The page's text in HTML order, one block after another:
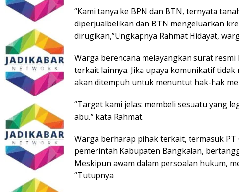
“Kami tanya ke BPN dan BTN, ternyata
diperjualbelikan dan BTN mengeluarkan
dirugikan,”Ungkapnya Rahmat Hidayat,
Warga berencana melayangkan surat
terkait lainnya. Jika upaya komunikatif
akan ditempuh untuk menuntut hak-hak
“Target kami jelas: membeli sesuatu yang
abu,” kata Rahmat.
Warga berharap pihak terkait, termasuk PT
pemerintah Kabupaten Bangkalan,
Meskipun awam dalam persoalan hukum,
“Tutupnya